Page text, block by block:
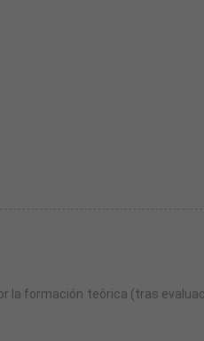
año para realizarlas desde la
la formación teórica (tras